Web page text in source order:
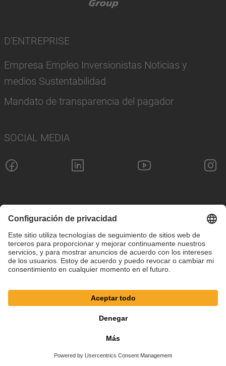
D'ENTREPRISE
Empresa Empleo Inversionistas Noticias y
medios Sustentabilidad
Mandato de transparencia del pagador
SOCIAL MEDIA
Pie de imprenta
Política de privacidad
Configuración de cookies